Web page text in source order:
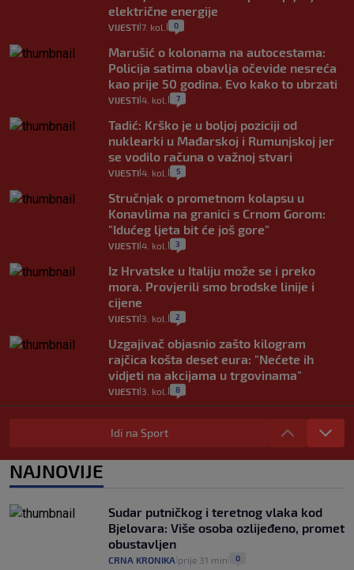
električne energije
VIJESTI 7. kol. 0
Marušić o kolonama na autocestama:
Policija satima obavlja očevide nesreća
kao prije 50 godina. Evo kako to ubrzati
VIJESTI 4. kol. 7
Tadić: Krško je u boljoj poziciji od
nuklearki u Mađarskoj i Rumunjskoj jer
se vodilo računa o važnoj stvari
VIJESTI 4. kol. 5
Stručnjak o prometnom kolapsu u
Konavlima na granici s Crnom Gorom:
"Idućeg ljeta bit će još gore"
VIJESTI 4. kol. 3
Iz Hrvatske u Italiju može se i preko
mora. Provjerili smo brodske linije i
cijene
VIJESTI 3. kol. 2
Uzgajivač objasnio zašto kilogram
rajčica košta deset eura: "Nećete ih
vidjeti na akcijama u trgovinama"
VIJESTI 3. kol. 8
Selidba je jedno od stresnijih iskustava.
Evo aktualnih cijena i nekoliko savjeta
0
automobilom na Hvar iz Zagreba, a
koliko iz Osijeka
VIJESTI 14
Idi na Sport
NAJNOVIJE
Sudar putničkog i teretnog vlaka kod
Bjelovara: Više osoba ozlijeđeno, promet
obustavljen
CRNA KRONIKA prije 31 min 0